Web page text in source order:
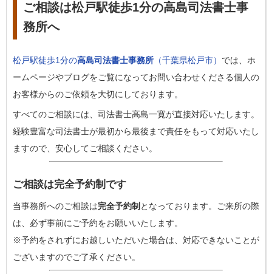
ご相談は松戸駅徒歩1分の高島司法書士事
務所へ
松戸駅徒歩1分の高島司法書士事務所 （千葉県松戸市） では、ホ
ームページやブログをご覧になってお問い合わせくださる個人の
お客様からのご依頼を大切にしております。
すべてのご相談には、司法書士高島一寛が直接対応いたします。
経験豊富な司法書士が最初から最後まで責任をもって対応いたし
ますので、安心してご相談ください。
ご相談は完全予約制です
当事務所へのご相談は完全予約制 となっております。ご来所の際
は、必ず事前にご予約をお願いいたします。
※予約をされずにお越しいただいた場合は、対応できないことが
ございますのでご了承ください。